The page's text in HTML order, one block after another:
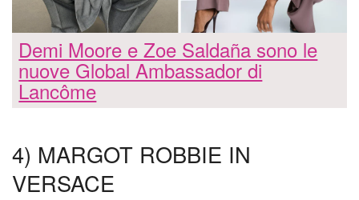
Demi Moore e Zoe Saldaña sono le
nuove Global Ambassador di
Lancôme
4) MARGOT ROBBIE IN
VERSACE